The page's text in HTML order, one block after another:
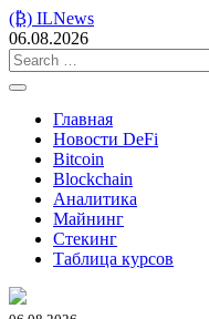
Skip
to
content
(₿) ILNews
06.08.2026
Search
for:
Главная
Новости DeFi
Bitcoin
Blockchain
Аналитика
Майнинг
Стекинг
Таблица курсов